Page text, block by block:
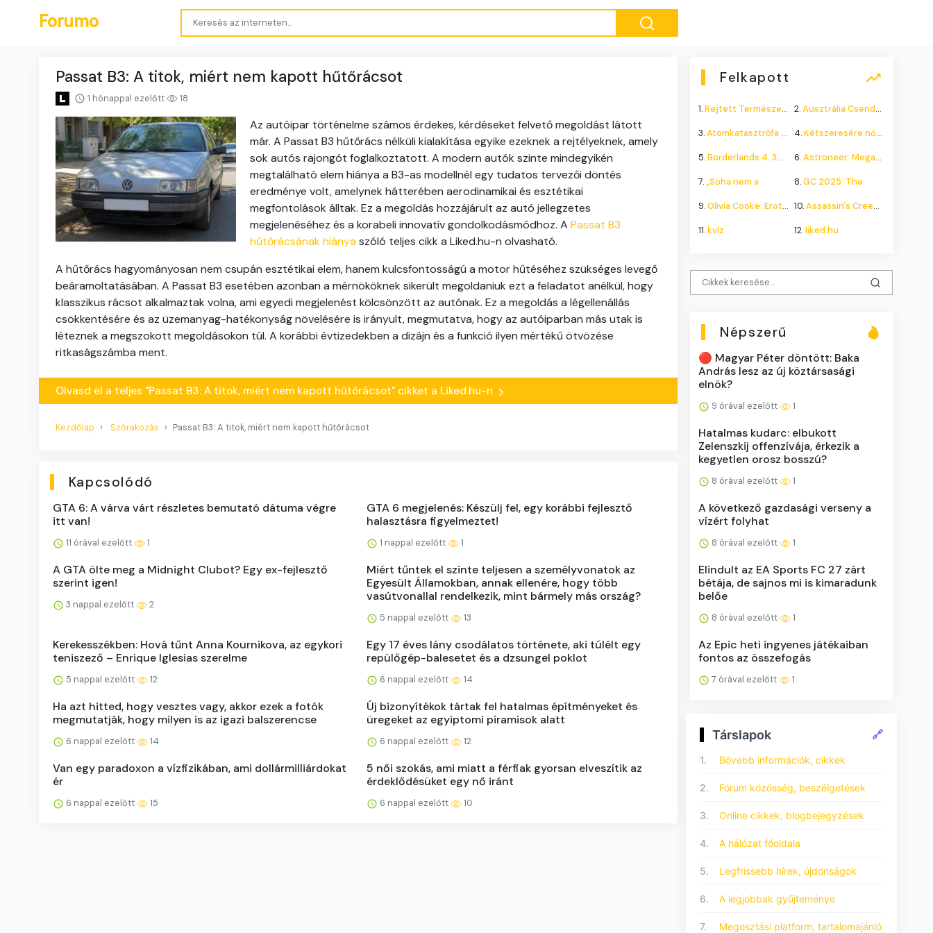
Forumo
Passat B3: A titok, miért nem kapott hűtőrácsot
1 hónappal ezelőtt 18
Az autóipar történelme számos érdekes, kérdéseket felvető megoldást látott
már. A Passat B3 hűtőrács nélküli kialakítása egyike ezeknek a rejtélyeknek, amely
sok autós rajongót foglalkoztatott. A modern autók szinte mindegyikén
megtalálható elem hiánya a B3-as modellnél egy tudatos tervezői döntés
eredménye volt, amelynek hátterében aerodinamikai és esztétikai
megfontolások álltak. Ez a megoldás hozzájárult az autó jellegzetes
megjelenéséhez és a korabeli innovatív gondolkodásmódhoz. A Passat B3
hűtőrácsának hiányaszóló teljes cikk a Liked.hu-n olvasható.
A hűtőrács hagyományosan nem csupán esztétikai elem, hanem kulcsfontosságú a motor hűtéséhez szükséges levegő
beáramoltatásában. A Passat B3 esetében azonban a mérnököknek sikerült megoldaniuk ezt a feladatot anélkül, hogy
klasszikus rácsot alkalmaztak volna, ami egyedi megjelenést kölcsönzött az autónak. Ez a megoldás a légellenállás
csökkentésére és az üzemanyag-hatékonyság növelésére is irányult, megmutatva, hogy az autóiparban más utak is
léteznek a megszokott megoldásokon túl. A korábbi évtizedekben a dizájn és a funkció ilyen mértékű ötvözése
ritkaságszámba ment.
Olvasd el a teljes "Passat B3: A titok, miért nem kapott hűtőrácsot" cikket a Liked.hu-n
Kezdőlap Szórakozás Passat B3: A titok, miért nem kapott hűtőrácsot
Kapcsolódó
GTA 6: A várva várt részletes bemutató dátuma végre
itt van!
11 órával ezelőtt 1
GTA 6 megjelenés: Készülj fel, egy korábbi fejlesztő
halasztásra figyelmeztet!
1 nappal ezelőtt 1
A GTA ölte meg a Midnight Clubot? Egy ex-fejlesztő
szerint igen!
3 nappal ezelőtt 2
Miért tűntek el szinte teljesen a személyvonatok az
Egyesült Államokban, annak ellenére, hogy több
vasútvonallal rendelkezik, mint bármely más ország?
5 nappal ezelőtt 13
Kerekesszékben: Hová tűnt Anna Kournikova, az egykori
teniszező – Enrique Iglesias szerelme
5 nappal ezelőtt 12
Egy 17 éves lány csodálatos története, aki túlélt egy
repülőgép-balesetet és a dzsungel poklot
6 nappal ezelőtt 14
Ha azt hitted, hogy vesztes vagy, akkor ezek a fotók
megmutatják, hogy milyen is az igazi balszerencse
6 nappal ezelőtt 14
Új bizonyítékok tártak fel hatalmas építményeket és
üregeket az egyiptomi piramisok alatt
6 nappal ezelőtt 12
Van egy paradoxon a vízfizikában, ami dollármilliárdokat
ér
6 nappal ezelőtt 15
5 női szokás, ami miatt a férfiak gyorsan elveszítik az
érdeklődésüket egy nő iránt
6 nappal ezelőtt 10
Felkapott
1.Rejtett Természeti Csoda 2.Ausztrália Csendes Összeomlása
3.Atomkatasztrófa 1985: A 4.Kétszeresére nőhet a
5.Borderlands 4: 300.000+ 6.Astroneer: Megatech DLC
7.„Soha nem a 8.GC 2025: The
9.Olivia Cooke: Erotikus 10.Assassin's Creed Shadows
11.kvíz 12.liked.hu
Népszerű
🔴 Magyar Péter döntött: Baka
András lesz az új köztársasági
elnök?
9 órával ezelőtt 1
Hatalmas kudarc: elbukott
Zelenszkij offenzívája, érkezik a
kegyetlen orosz bosszú?
8 órával ezelőtt 1
A következő gazdasági verseny a
vízért folyhat
8 órával ezelőtt 1
Elindult az EA Sports FC 27 zárt
bétája, de sajnos mi is kimaradunk
belőe
8 órával ezelőtt 1
Az Epic heti ingyenes játékaiban
fontos az összefogás
7 órával ezelőtt 1
Társlapok 🔗
1. Bővebb információk, cikkek
2. Fórum közösség, beszélgetések
3. Online cikkek, blogbejegyzések
4. A hálózat főoldala
5. Legfrissebb hírek, újdonságok
6. A legjobbak gyűjteménye
7. Megosztási platform, tartalomajánló